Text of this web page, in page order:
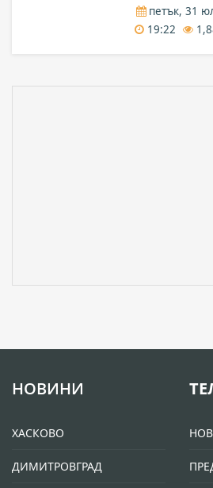
петък, 31
19:22
НОВИНИ
ХАСКОВО
ДИМИТРОВГРАД